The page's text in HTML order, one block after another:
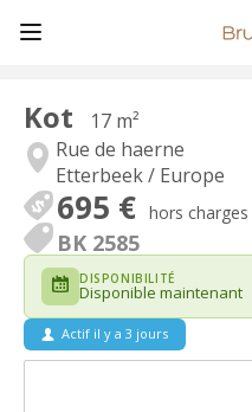
Kot
17 m²
Rue de haerne
Etterbeek / Europe
695 € hors charges
BK 2585
DISPONIBILITÉ
Disponible maintenant
Actif il y a 3 jours